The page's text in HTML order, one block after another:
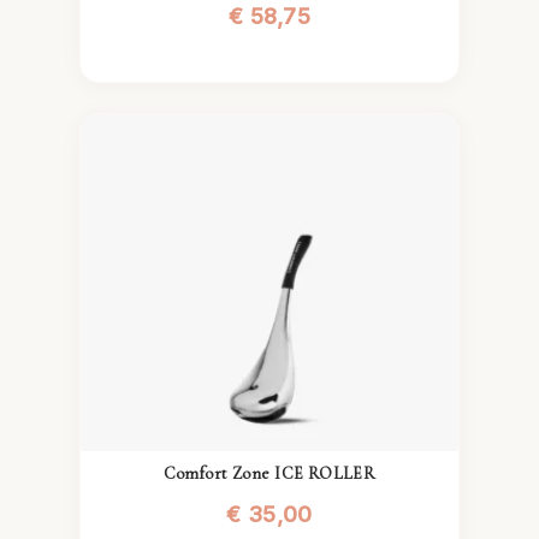
€ 58,75
Comfort Zone ICE ROLLER
€ 35,00